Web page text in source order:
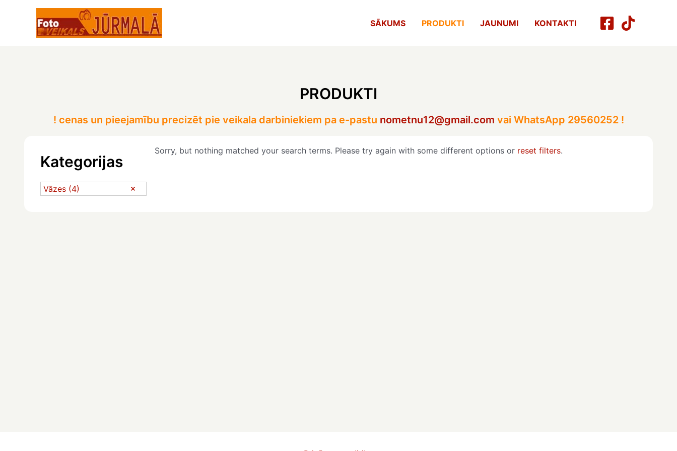
SĀKUMS PRODUKTI JAUNUMI KONTAKTI
PRODUKTI
! cenas un pieejamību precizēt pie veikala darbiniekiem pa e-pastu nometnu12@gmail.com vai WhatsApp 29560252 !
Kategorijas
Vāzes (4)
Sorry, but nothing matched your search terms. Please try again with some different options or reset filters.